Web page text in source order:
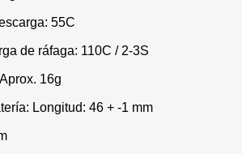
55C
de ráfaga: 110C / 2-3S
16g
Longitud: 46 + -1 mm